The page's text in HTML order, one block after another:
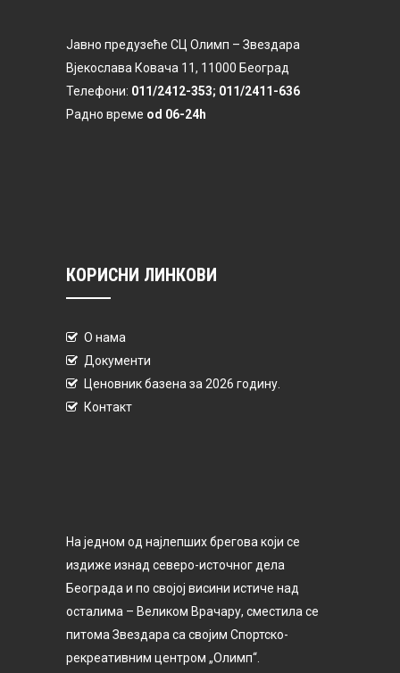
Јавно предузеће СЦ Олимп – Звездара
Вјекослава Ковача 11, 11000 Београд
Телефони: 011/2412-353; 011/2411-636
Радно време od 06-24h
КОРИСНИ ЛИНКОВИ
О нама
Документи
Ценовник базена за 2026 годину.
Контакт
На једном од најлепших брегова који се
издиже изнад северо-источног дела
Београда и по својој висини истиче над
осталима – Великом Врачару, сместила се
питома Звездара са својим Спортско-
рекреативним центром „Олимп“.